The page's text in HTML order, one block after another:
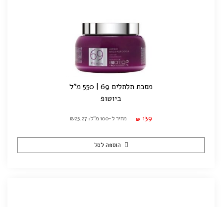
מסכת תלתלים 69 | 550 מ"ל
ביוטופ
₪ 139 מחיר ל-100 מ"ל: ₪25.27
הוספה לסל